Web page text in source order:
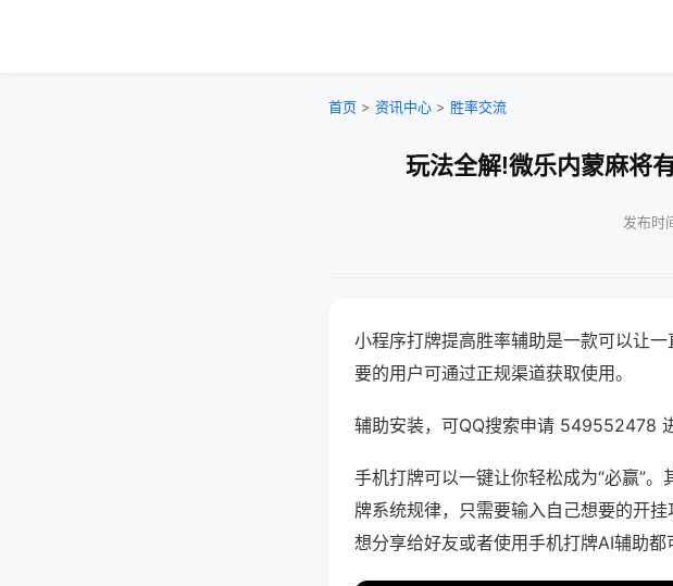
首页 > 资讯中心 > 胜率交流
玩法全解!微乐内蒙麻将
发布时
小程序打牌提高胜率辅助是一款可以让
要的用户可通过正规渠道获取使用。
辅助安装，可QQ搜索申请 549552478
手机打牌可以一键让你轻松成为“必赢”
牌系统规律，只需要输入自己想要的开
想分享给好友或者使用手机打牌AI辅助都